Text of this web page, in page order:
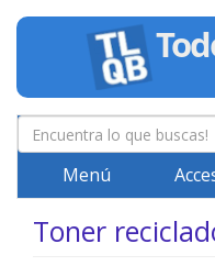
Menú
Toner